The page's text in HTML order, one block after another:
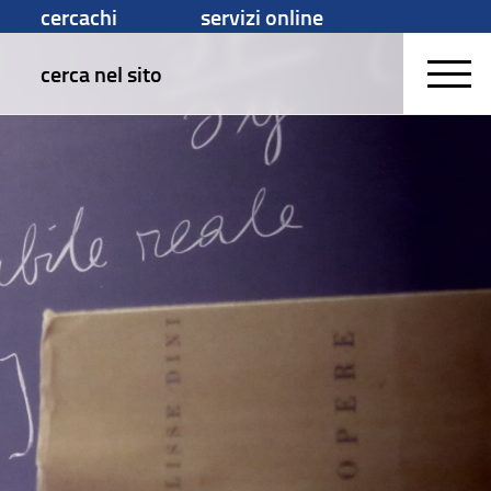
cercachi
servizi online
cerca nel sito